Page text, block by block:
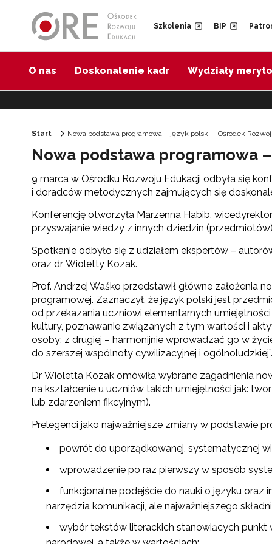
Szkolenia BIP
O nas Doskonalenie kadr Wydziały
Start Nowa podstawa programowa – język polski – Ośrodek
Nowa podstawa programowa
9 marca w Ośrodku Rozwoju Edukacji odbyła się
i doradców metodycznych zajmujących się
Konferencję otworzyła Marzenna Habib,
przyswajanie wiedzy z innych dziedzin
Spotkanie odbyło się z udziałem ekspertów –
oraz dr Wioletty Kozak.
Prof. Andrzej Waśko przedstawił główne
programowej. Zaznaczył, że język polski jest
od przekazania uczniowi elementarnych
kultury, poznawanie związanych z tym wartości i
osoby; z drugiej – harmonijnie wprowadzać go w
do szerszej wspólnoty cywilizacyjnej i ogólnoludzkiej”.
Dr Wioletta Kozak omówiła wybrane zagadnienia
na kształcenie u uczniów takich umiejętności jak:
lub zdarzeniem fikcyjnym).
Prelegenci jako najważniejsze zmiany w podstawie
powrót do uporządkowanej, systematycznej
wprowadzenie po raz pierwszy w sposób
funkcjonalne podejście do nauki o języku oraz
narzędzia komunikacji, ale najważniejszego
wybór tekstów literackich stanowiących punkt